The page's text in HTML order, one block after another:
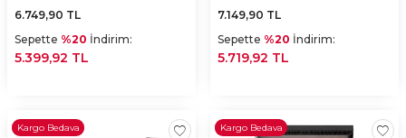
6.749,90 TL
Sepette %20 İndirim:
5.399,92 TL
7.149,90 TL
Sepette %20 İndirim:
5.719,92 TL
Kargo Bedava Kargo Bedava